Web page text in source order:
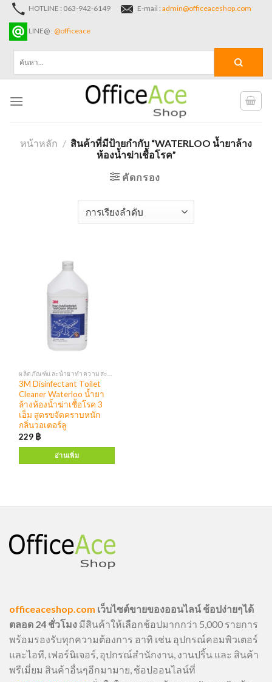
Skip
content
HOTLINE : 063-942-6149 E-mail : admin@officeaceshop.com
LINE@ : @officeace
หน้าหลัก / สินค้าที่มีป้ายกำกับ “WATERLOO น้ำยาล้าง
ห้องน้ำฆ่าเชื้อโรค”
คัดกรอง
ผลิตภัณฑ์และน้ำยาทำความสะอาด เครื่องจ่ายสบู่ แอลกอฮอล์
3M Disinfectant Toilet
Cleaner Waterloo น้ำยา
ล้างห้องน้ำฆ่าเชื้อโรค 3
เอ็ม สูตรขจัดคราบหนัก
กลิ่นวอเตอร์ลู
229 ฿
อ่านเพิ่ม
officeaceshop.com เว็บไซต์ขายของออนไลน์ ช้อปง่ายๆได้
ตลอด 24 ชั่วโมง มีสินค้าให้เลือกช้อปมากกว่า 5,000 รายการ
พร้อมรองรับทุกความต้องการ อาทิ เช่น อุปกรณ์คอมพิวเตอร์
และไอที, เฟอร์นิเจอร์, อุปกรณ์สำนักงาน, งานปริ้น และ สินค้า
พรีเมี่ยม สินค้าอื่นๆอีกมามาย, ช้อปออนไลน์ที่